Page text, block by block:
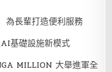
為長輩打造便利服務
基礎設施新模式
MILLION 大舉進軍全